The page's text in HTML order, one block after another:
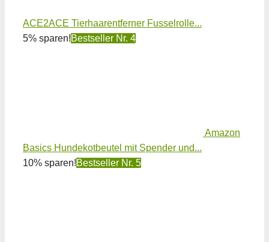
ACE2ACE Tierhaarentferner Fusselrolle...
5% sparen!Bestseller Nr. 4
Amazon
Basics Hundekotbeutel mit Spender und...
10% sparen!Bestseller Nr. 5